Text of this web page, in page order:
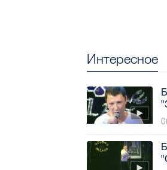
Интересное